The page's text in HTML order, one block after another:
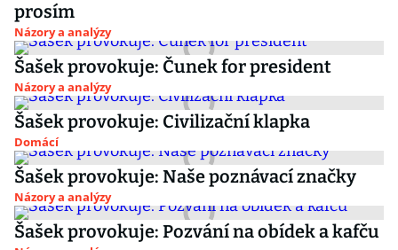
prosím
Názory a analýzy
Šašek provokuje: Čunek for president
Názory a analýzy
Šašek provokuje: Civilizační klapka
Domácí
Šašek provokuje: Naše poznávací značky
Názory a analýzy
Šašek provokuje: Pozvání na obídek a kafču